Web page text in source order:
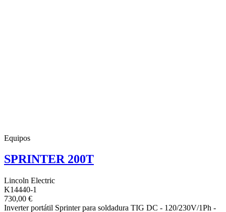
Equipos
SPRINTER 200T
Lincoln Electric
K14440-1
730,00 €
Inverter portátil Sprinter para soldadura TIG DC - 120/230V/1Ph -